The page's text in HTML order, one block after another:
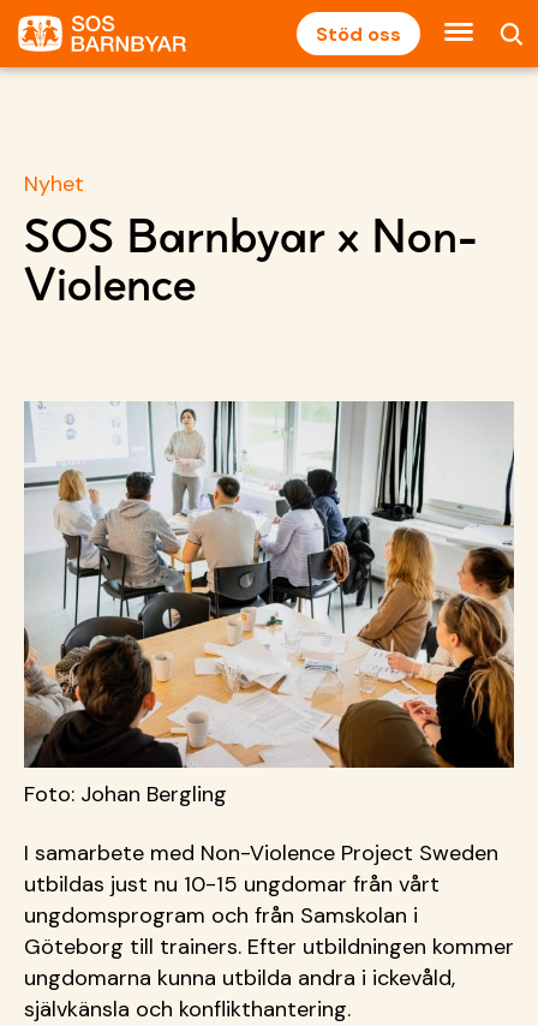
Stöd oss
Nyhet
SOS Barnbyar x Non-
Violence
Foto: Johan Bergling
I samarbete med Non-Violence Project Sweden
utbildas just nu 10-15 ungdomar från vårt
ungdomsprogram och från Samskolan i
Göteborg till trainers. Efter utbildningen kommer
ungdomarna kunna utbilda andra i ickevåld,
självkänsla och konflikthantering.